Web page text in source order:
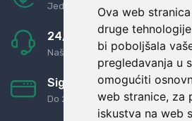
Ova web
druge
bi poboljšala
pregledavanja u
omogućiti
web stranice, za
iskustva na web
Jednostavno pravilo: Roba za
24/7 odlična podrška
Naši agenti uvijek na
Sigurno obročno plaćanje
Do 24 rata bez kamata